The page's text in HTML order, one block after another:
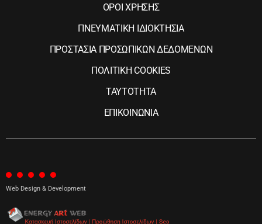
ΟΡΟΙ ΧΡΗΣΗΣ
ΠΝΕΥΜΑΤΙΚΗ ΙΔΙΟΚΤΗΣΙΑ
ΠΡΟΣΤΑΣΙΑ ΠΡΟΣΩΠΙΚΩΝ ΔΕΔΟΜΕΝΩΝ
ΠΟΛΙΤΙΚΗ COOKIES
ΤΑΥΤΟΤΗΤΑ
ΕΠΙΚΟΙΝΩΝΙΑ
Web Design & Development